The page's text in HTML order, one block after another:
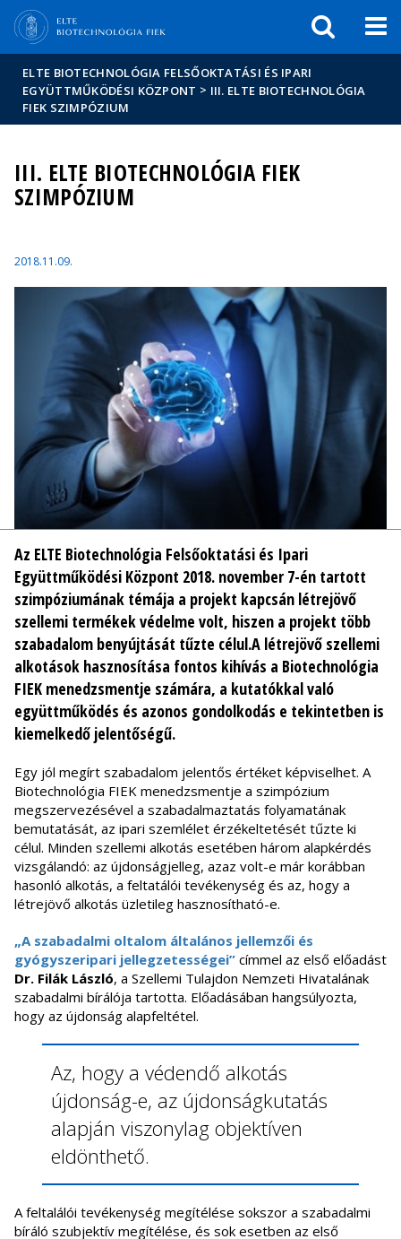
sajtóban
ELTE BIOTECHNOLÓGIA FELSŐOKTATÁSI ÉS IPARI
EGYÜTTMŰKÖDÉSI KÖZPONT > III. ELTE BIOTECHNOLÓGIA
FIEK SZIMPÓZIUM
III. ELTE BIOTECHNOLÓGIA FIEK
SZIMPÓZIUM
2018.11.09.
Az ELTE Biotechnológia Felsőoktatási és Ipari
Együttműködési Központ 2018. november 7-én tartott
szimpóziumának témája a projekt kapcsán létrejövő
szellemi termékek védelme volt, hiszen a projekt több
szabadalom benyújtását tűzte célul.A létrejövő szellemi
alkotások hasznosítása fontos kihívás a Biotechnológia
FIEK menedzsmentje számára, a kutatókkal való
együttműködés és azonos gondolkodás e tekintetben is
kiemelkedő jelentőségű.
Egy jól megírt szabadalom jelentős értéket képviselhet. A
Biotechnológia FIEK menedzsmentje a szimpózium
megszervezésével a szabadalmaztatás folyamatának
bemutatását, az ipari szemlélet érzékeltetését tűzte ki
célul. Minden szellemi alkotás esetében három alapkérdés
vizsgálandó: az újdonságjelleg, azaz volt-e már korábban
hasonló alkotás, a feltatálói tevékenység és az, hogy a
létrejövő alkotás üzletileg hasznosítható-e.
„A szabadalmi oltalom általános jellemzői és
gyógyszeripari jellegzetességei” címmel az első előadást
Dr. Filák László, a Szellemi Tulajdon Nemzeti Hivatalának
szabadalmi bírálója tartotta. Előadásában hangsúlyozta,
hogy az újdonság alapfeltétel.
Az, hogy a védendő alkotás
újdonság-e, az újdonságkutatás
alapján viszonylag objektíven
eldönthető.
A feltalálói tevékenység megítélése sokszor a szabadalmi
bíráló szubjektív megítélése, és sok esetben az első